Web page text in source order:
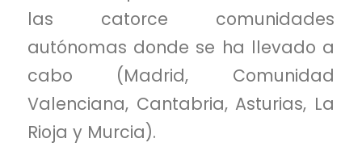
las catorce comunidades
autónomas donde se ha llevado a
cabo (Madrid, Comunidad
Valenciana, Cantabria, Asturias, La
Rioja y Murcia).